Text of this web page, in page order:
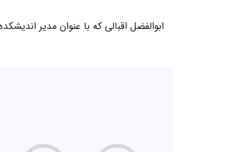
ابوالفضل اقبالی که با عنوان مدیر